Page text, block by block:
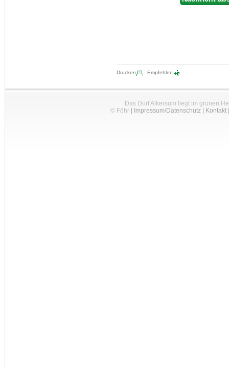
Drucken Empfehlen
Das Dorf Alkersum liegt im grünen
© Föhr| Impressum/Datenschutz| Kontakt